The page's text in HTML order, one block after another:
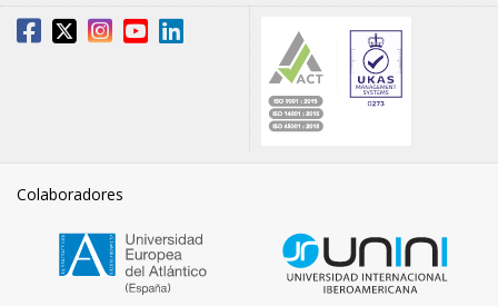
Colaboradores